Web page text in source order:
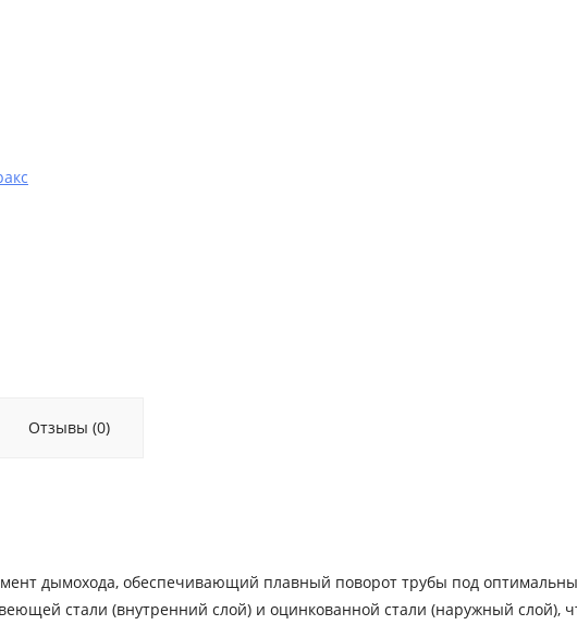
Отзывы (0)
дымохода, обеспечивающий плавный поворот трубы под
стали (внутренний слой) и оцинкованной стали (наружный слой),